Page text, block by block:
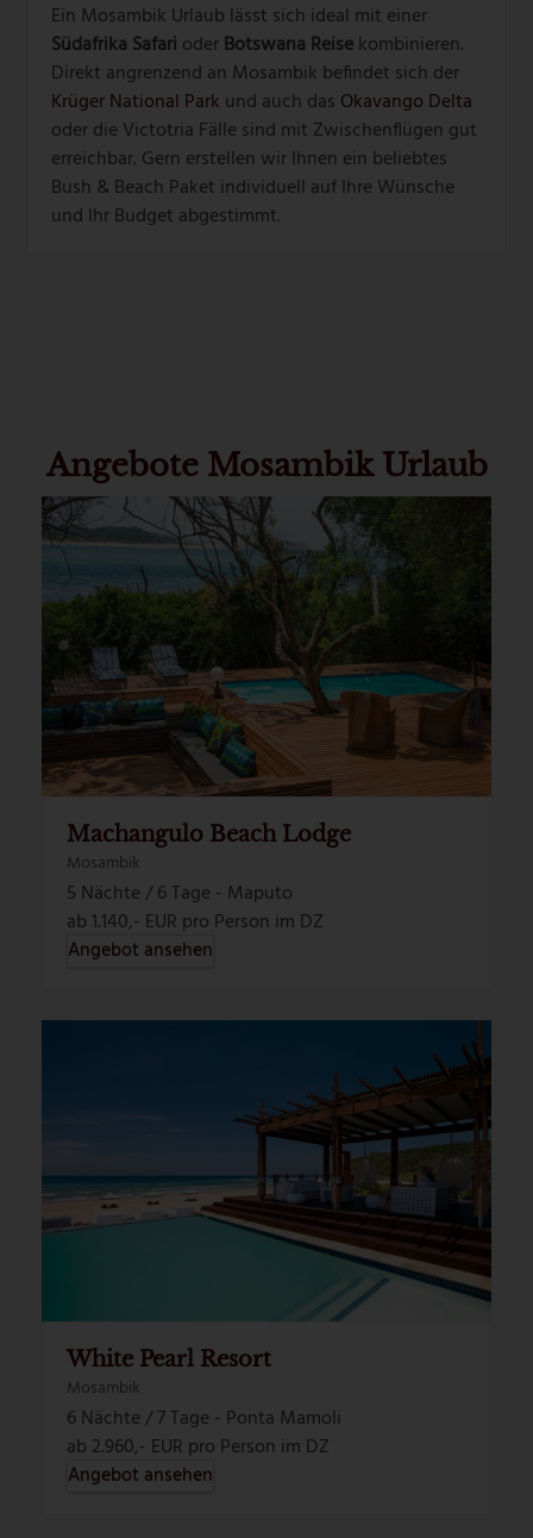
Ein Mosambik Urlaub lässt sich ideal mit einer
Südafrika Safari oderBotswana Reisekombinieren.
Direkt angrenzend an Mosambik befindet sich der
Krüger National Park und auch das Okavango Delta
oder die Victotria Fälle sind mit Zwischenflügen gut
erreichbar. Gern erstellen wir Ihnen ein beliebtes
Bush & Beach Paket individuell auf Ihre Wünsche
und Ihr Budget abgestimmt.
Angebote Mosambik Urlaub
Machangulo Beach Lodge
Mosambik
5 Nächte / 6 Tage - Maputo
ab 1.140,- EUR pro Person im DZ
Angebot ansehen
White Pearl Resort
Mosambik
6 Nächte / 7 Tage - Ponta Mamoli
ab 2.960,- EUR pro Person im DZ
Angebot ansehen